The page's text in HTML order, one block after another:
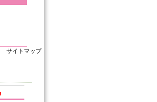
サイトマップ